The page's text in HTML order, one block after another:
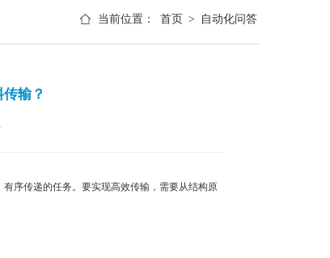
当前位置： 首页 > 自动化问答
输？
序传递的任务。要实现高效传输，需要从结构原